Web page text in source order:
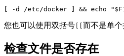
[ -d /etc/docker ] && echo
您也可以使用双括号 而不是单
检查文件是否存在